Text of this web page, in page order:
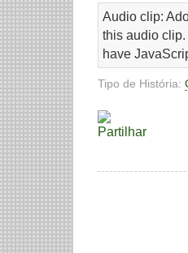
Audio clip:
this audio
have
Tipo de História: